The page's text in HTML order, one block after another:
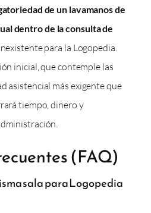
de un lavamanos de
dentro de la consulta de
para la Logopedia.
inicial, que contemple las
asistencial más exigente que
tiempo, dinero y
(FAQ)
sala para Logopedia